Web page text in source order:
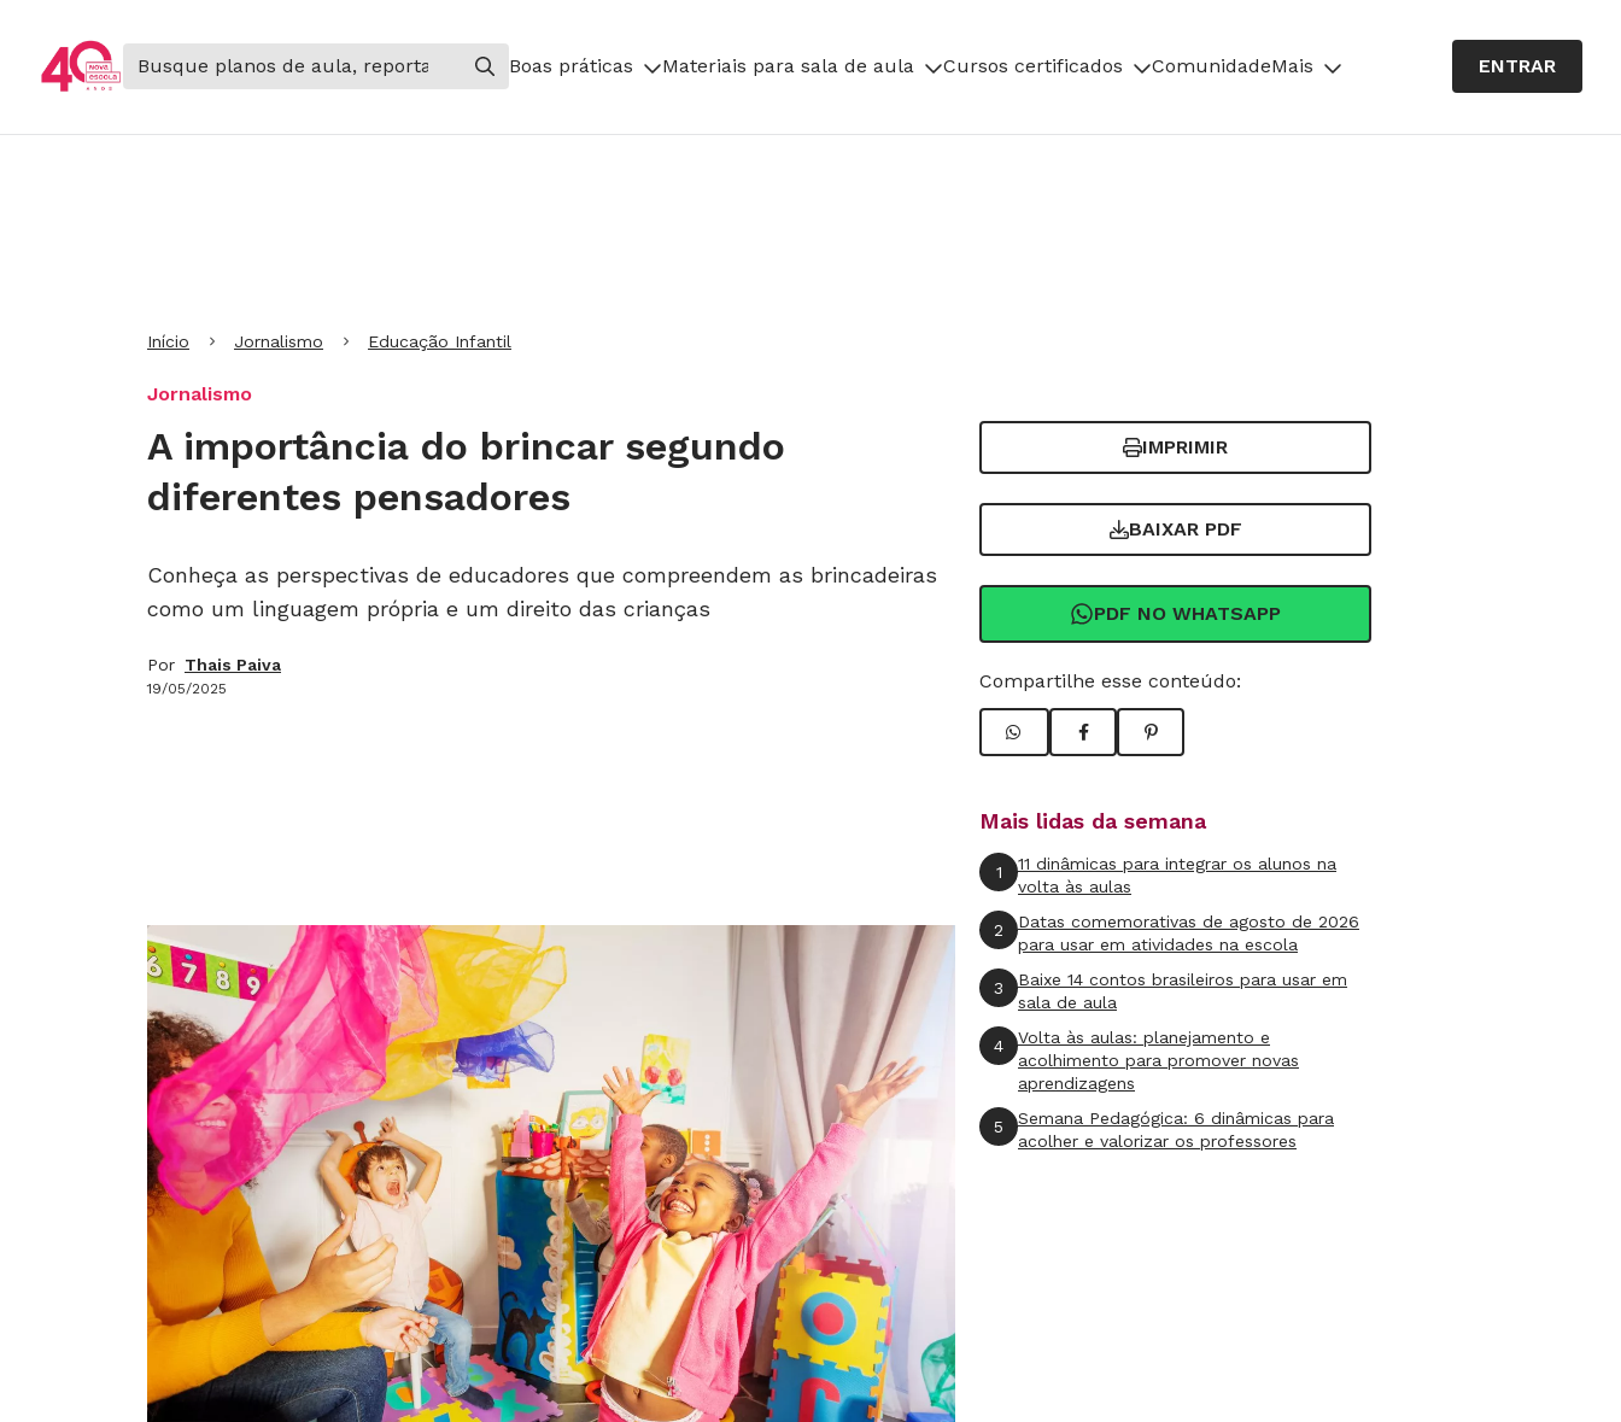
Boas práticas Materiais para sala de aula Cursos certificados ComunidadeMais ENTRAR
Início Jornalismo Educação Infantil
Jornalismo
A importância do brincar segundo
diferentes pensadores
Conheça as perspectivas de educadores que compreendem as brincadeiras
como um linguagem própria e um direito das crianças
Por Thais Paiva
19/05/2025
IMPRIMIR
BAIXAR PDF
PDF NO WHATSAPP
Compartilhe esse conteúdo:
Mais lidas da semana
1
11 dinâmicas para integrar os alunos na
volta às aulas
2
Datas comemorativas de agosto de 2026
para usar em atividades na escola
3
Baixe 14 contos brasileiros para usar em
sala de aula
4
Volta às aulas: planejamento e
acolhimento para promover novas
aprendizagens
5
Semana Pedagógica: 6 dinâmicas para
acolher e valorizar os professores